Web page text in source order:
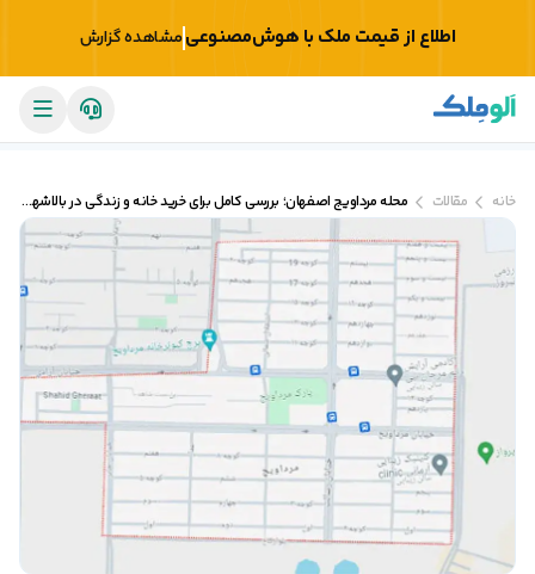
اطلاع از قیمت ملک با هوش‌مصنوعیمشاهده گزارش
خانه مقالات محله مرداویج اصفهان؛ بررسی کامل برای خرید خانه و زندگی در بالاشهر اصفهان